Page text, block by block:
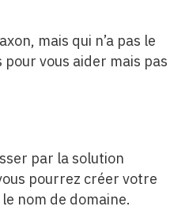
mais qui n’a pas le
vous aider mais pas
par la solution
pourrez créer votre
nom de domaine.